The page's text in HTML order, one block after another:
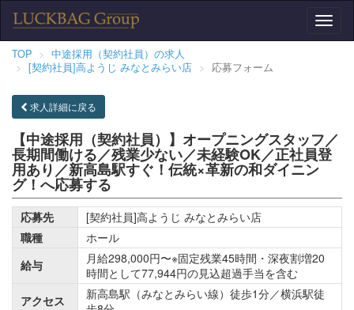
TOP
中途採用（契約社員）の求人
[契約社員]高ようじ みなとみらい店
応募フォーム
【中途採用（契約社員）】オープニングスタッフ／
長期間働ける／残業少ない／未経験OK／正社員登
用あり／新高島駅すぐ！伝統×革新の和ダイニン
グ！へ応募する
求人詳細に戻る
応募先
[契約社員]高ようじ みなとみらい店
職種
ホール
給与
月給298,000円〜※固定残業45時間・深夜割増20
時間として77,944円の見込超過手当を含む
アクセス
新高島駅（みなとみらい線）徒歩1分／横浜駅徒